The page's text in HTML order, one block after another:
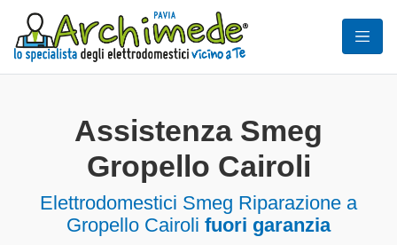
Assistenza Smeg
Gropello Cairoli
Elettrodomestici Smeg Riparazione a
Gropello Cairoli fuori garanzia